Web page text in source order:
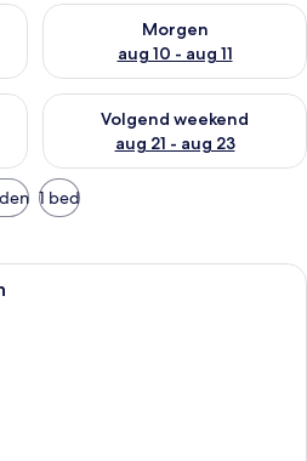
voor vanavond aug 9 - aug
Morgen
aug 10 - aug 11
De beschikbaarheid
voor dit weekend aug 14 -
Volgend weekend
aug 21 - aug 23
De beschikbaarheid
1 bed
Executive suite, niet-roken | Een